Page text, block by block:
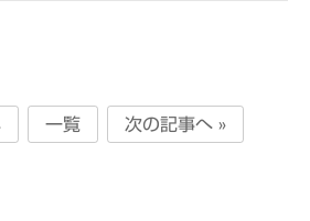
一覧 次の記事へ »